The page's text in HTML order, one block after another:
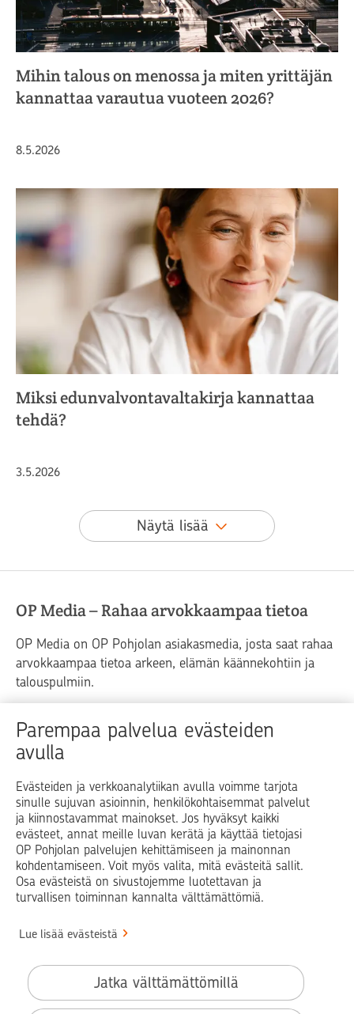
Parempaa palvelua evästeiden
avulla
Evästeiden ja verkkoanalytiikan avulla voimme tarjota
sinulle sujuvan asioinnin, henkilökohtaisemmat palvelut
ja kiinnostavammat mainokset. Jos hyväksyt kaikki
evästeet, annat meille luvan kerätä ja käyttää tietojasi
OP Pohjolan palvelujen kehittämiseen ja mainonnan
kohdentamiseen. Voit myös valita, mitä evästeitä sallit.
Osa evästeistä on sivustojemme luotettavan ja
turvallisen toiminnan kannalta välttämättömiä.
Lue lisää evästeistä
Jatka välttämättömillä
Mihin talous on menossa ja miten yrittäjän
kannattaa varautua vuoteen 2026?
Julkaistu
8.5.2026
Miksi edunvalvontavaltakirja kannattaa
tehdä?
Julkaistu
3.5.2026
Näytä lisää
OP Media – Rahaa arvokkaampaa tietoa
OP Media on OP Pohjolan asiakasmedia, josta saat rahaa
arvokkaampaa tietoa arkeen, elämän käännekohtiin ja
talouspulmiin.
Raha Elämä
Yrityselämä
Blogit ja puheenvuorot
Op.fi OP Koti Pohjola Vahinkoapu
Facebook
X LinkedInInstagram
Käyttöehdot
Saavutettavuusseloste